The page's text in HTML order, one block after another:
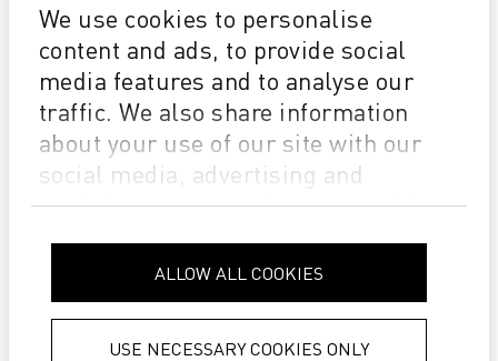
We use cookies to personalise
content and ads, to provide social
media features and to analyse our
traffic. We also share information
about your use of our site with our
social media, advertising and
analytics partners who may combine
it with other information that you’ve
provided to them or that they’ve
collected from your use of their
services.
ALLOW ALL COOKIES
USE NECESSARY COOKIES ONLY
Master Roll System
Durst Relief - (Stampa a rilievo in bianco e a colori)
Durst P5 Double 4 (D4) - per una performance
superiore